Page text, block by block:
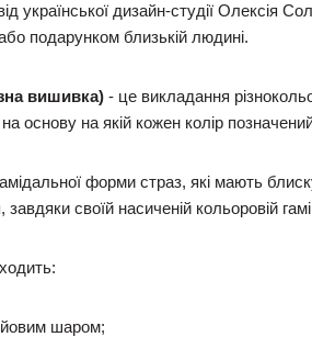
української дизайн-студії Олексія
подарунком близькій людині.
вишивка) - це викладання
основу на якій кожен колір
форми страз, які мають
своїй насиченій кольоровій
шаром;